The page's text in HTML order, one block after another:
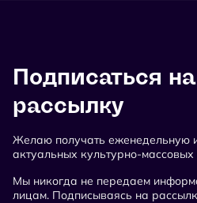
Подписаться на
рассылку
Желаю получать еженедельную
актуальных культурно-массовых
Мы никогда не передаем
лицам. Подписываясь на